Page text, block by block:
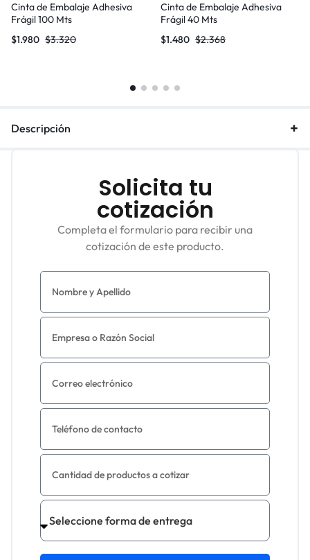
Cinta de Embalaje Adhesiva
Frágil 100 Mts
$1.980 $3.320
Cinta de Embalaje Adhesiva
Frágil 40 Mts
$1.480 $2.368
Descripción
Solicita tu
cotización
Completa el formulario para recibir una
cotización de este producto.